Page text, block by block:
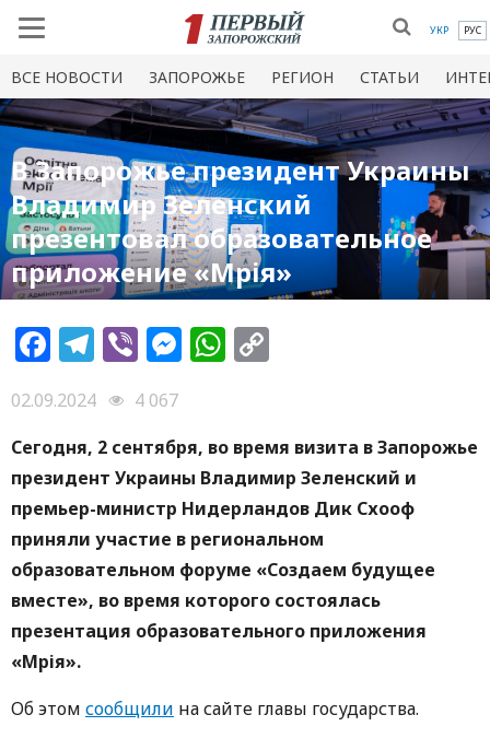
УКР РУС
ВСЕ НОВОСТИ ЗАПОРОЖЬЕ РЕГИОН СТАТЬИ
В Запорожье президент Украины
Владимир Зеленский
презентовал образовательное
приложение «Мрія»
Facebook
Telegram
ViberMessenger
WhatsApp
02.09.2024
4 067
Сегодня, 2 сентября, во время визита в Запорожье
президент Украины Владимир Зеленский и
премьер-министр Нидерландов Дик Схооф
приняли участие в региональном
образовательном форуме «Создаем будущее
вместе», во время которого состоялась
презентация образовательного приложения
«Мрія».
Об этом сообщили на сайте главы государства.